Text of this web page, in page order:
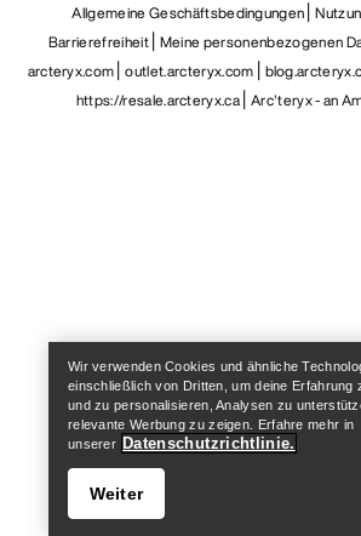
Allgemeine Geschäftsbedingungen
Barrierefreiheit Meine personenbezogenen
arcteryx.com outlet.arcteryx.com
https://resale.arcteryx.ca Arc'teryx - an
Wir verwenden Cookies und ähnliche
einschließlich von Dritten, um deine Erfahrung
und zu personalisieren, Analysen zu
relevante Werbung zu zeigen. Erfahre mehr in
unserer Datenschutzrichtlinie.
Weiter